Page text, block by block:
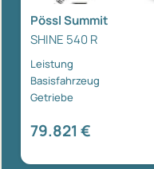
Pössl Summit
SHINE 540 R
Leistung
Basisfahrzeug
Getriebe
79.821 €